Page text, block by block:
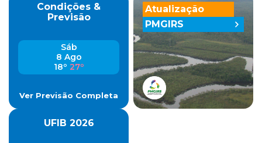
Condições &
Previsão
Sáb
8 Ago
18º 27º
Ver Previsão Completa
UFIB 2026
Atualização
PMGIRS